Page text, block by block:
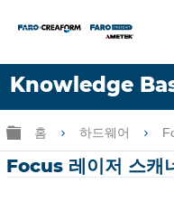
Knowledge
언어
도움 받기 로그
글로벌 계층 확장/
홈 하드웨어
Focus 레이저 스캐